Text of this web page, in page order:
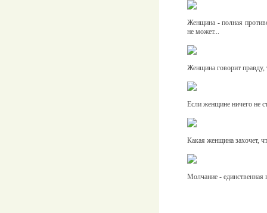
Женщина - полная
не может...
Женщина говорит правду,
Если женщине ничего не
Какая женщина захочет,
Молчание - единственная